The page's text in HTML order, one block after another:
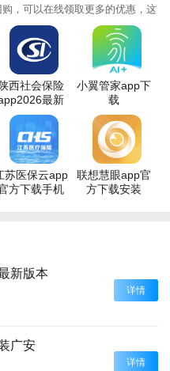
，可以在线领取更多的优惠，这
生活的效率，对生活的每一种品
陕西社会保险
最新
版
小翼管家app下
载
苏医保云app
方下载手机
联想慧眼app官
方下载安装
新版本
详情
广安
详情